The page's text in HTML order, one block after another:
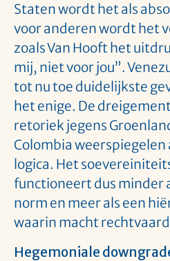
Staten wordt het als
voor anderen wordt het
zoals Van Hooft het
mij, niet voor jou”.
tot nu toe duidelijkste
het enige. De
retoriek jegens
Colombia
logica. Het
functioneert dus minder
norm en meer als een
waarin macht
Hegemoniale